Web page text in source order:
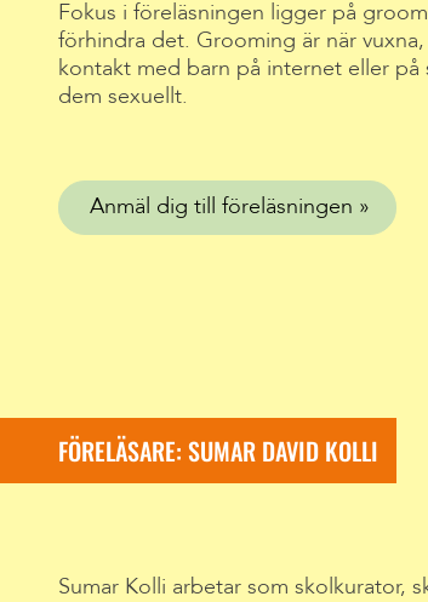
Fokus i föreläsningen ligger på
förhindra det. Grooming är när
kontakt med barn på internet eller
dem sexuellt.
Anmäl dig till föreläsningen
FÖRELÄSARE: SUMAR DAVID KOLLI
Sumar Kolli arbetar som skolkurator,